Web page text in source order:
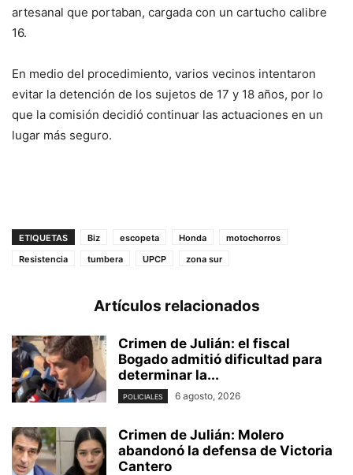
artesanal que portaban, cargada con un cartucho calibre
16.
En medio del procedimiento, varios vecinos intentaron
evitar la detención de los sujetos de 17 y 18 años, por lo
que la comisión decidió continuar las actuaciones en un
lugar más seguro.
ETIQUETAS Biz escopeta Honda
motochorros
Resistencia
tumbera UPCP zona sur
Artículos relacionados
Crimen de Julián: el fiscal
Bogado admitió dificultad para
determinar la...
POLICIALES 6 agosto, 2026
Crimen de Julián: Molero
abandonó la defensa de Victoria
Cantero